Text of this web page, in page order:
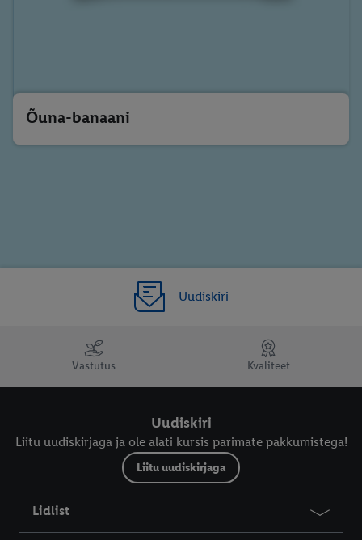
Õuna-banaani
Uudiskiri
Vastutus Kvaliteet
Uudiskiri
Liitu uudiskirjaga ja ole alati kursis parimate pakkumistega!
Liitu uudiskirjaga
Lidlist